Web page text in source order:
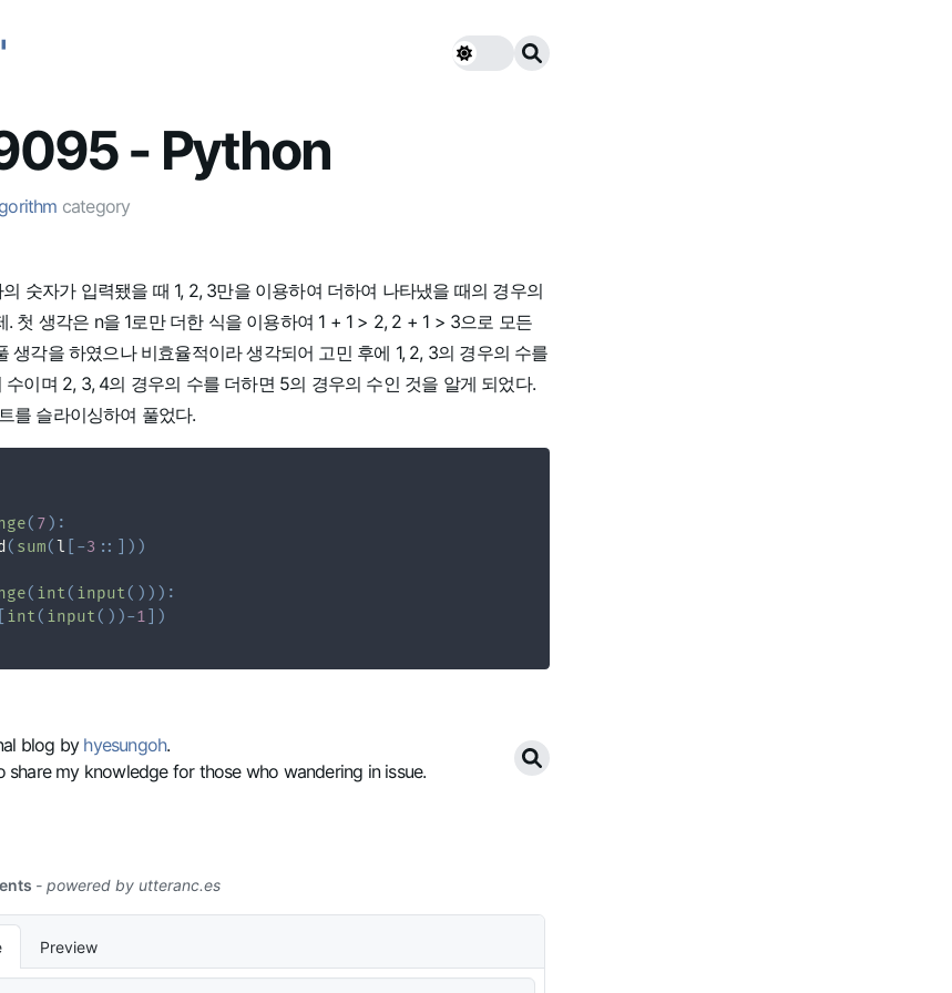
- Python
category
숫자가 입력됐을 때 1, 2, 3만을 이용하여 더하여 나타냈을 때의 경우의
. 첫 생각은 n을 1로만 더한 식을 이용하여 1 + 1 > 2, 2 + 1 > 3으로 모든
생각을 하였으나 비효율적이라 생각되어 고민 후에 1, 2, 3의 경우의 수를
수이며 2, 3, 4의 경우의 수를 더하면 5의 경우의 수인 것을 알게 되었다.
를 슬라이싱하여 풀었다.
( 7 ) :
( sum(l -3 : : ) )
( int( input( ) ) ) :
int( input( ) )-1 )
blog by hyesungoh.
share my knowledge for those who wandering in issue.